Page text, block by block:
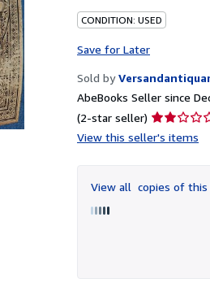
CONDITION: USED
Save for Later
Sold by
AbeBooks Seller since
(2-star seller) Seller
rating
of
5
View this seller's items
View all copies of this